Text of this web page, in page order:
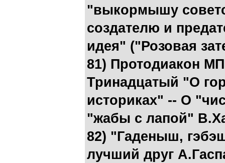
"выкормышу
создателю и
идея" ("Розовая
81) Протодиакон
Тринадцатый "О
историках" -- О
"жабы с лапой"
82) "Гаденыш,
лучший друг